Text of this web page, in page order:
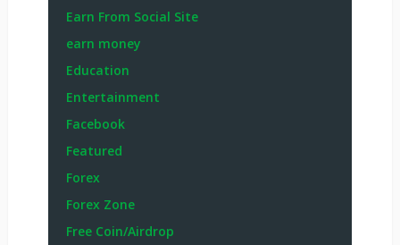
Earn From Social Site
earn money
Education
Entertainment
Facebook
Featured
Forex
Forex Zone
Free Coin/Airdrop